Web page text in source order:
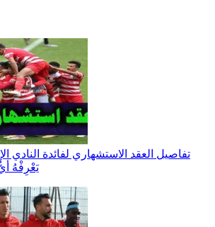
تفاصيل العقد الاستشهاري لفائدة النادي
يَعْرِفْهُ